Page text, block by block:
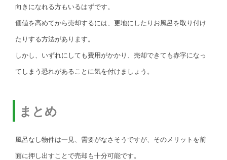
向きになれる方もいるはずです。
価値を高めてから売却するには、更地にしたりお風呂を取り付け
たりする方法があります。
しかし、いずれにしても費用がかかり、売却できても赤字になっ
てしまう恐れがあることに気を付けましょう。
まとめ
風呂なし物件は一見、需要がなさそうですが、そのメリットを前
面に押し出すことで売却も十分可能です。